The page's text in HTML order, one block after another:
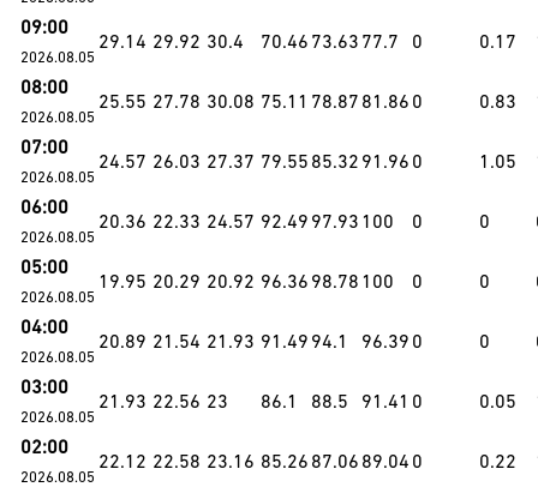
09:00
2026.08.05
29.14 29.92 30.4 70.46 73.63 77.7 0 0.17
08:00
2026.08.05
25.55 27.78 30.08 75.11 78.87 81.86 0 0.83
07:00
2026.08.05
24.57 26.03 27.37 79.55 85.32 91.96 0 1.05
06:00
2026.08.05
20.36 22.33 24.57 92.49 97.93 100 0 0
05:00
2026.08.05
19.95 20.29 20.92 96.36 98.78 100 0 0
04:00
2026.08.05
20.89 21.54 21.93 91.49 94.1 96.39 0 0
03:00
2026.08.05
21.93 22.56 23 86.1 88.5 91.41 0 0.05
02:00
2026.08.05
22.12 22.58 23.16 85.26 87.06 89.04 0 0.22